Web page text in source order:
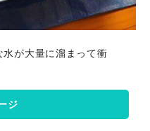
が大量に溜まって衝
ジ